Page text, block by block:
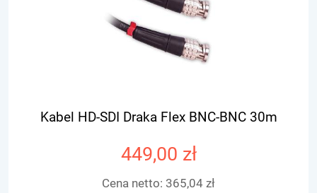
Kabel HD-SDI Draka Flex BNC-BNC 30m
449,00 zł
Cena netto: 365,04 zł